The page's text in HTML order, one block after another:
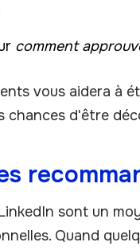
comment
vous aidera à
chances d'être
sont un
Quand